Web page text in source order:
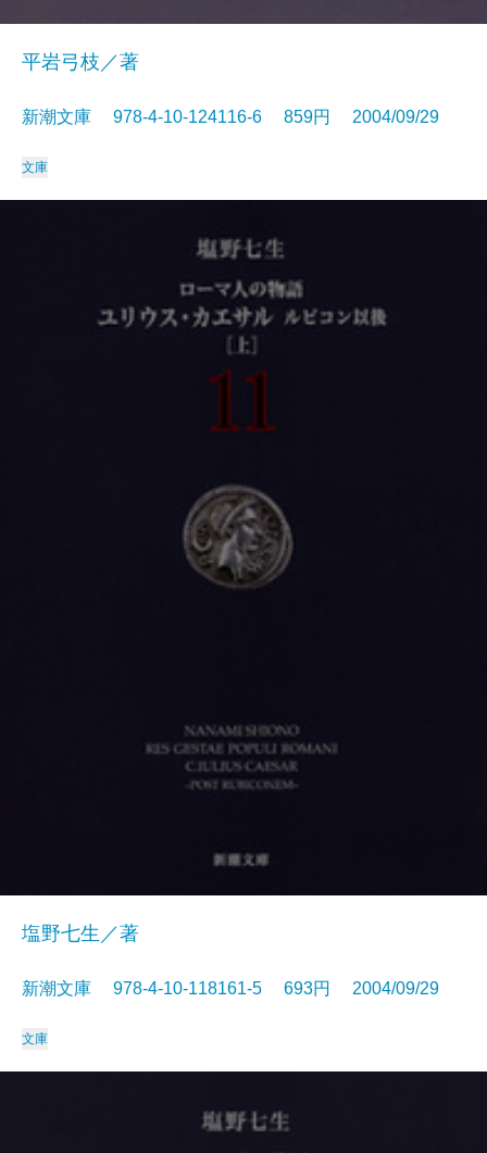
平岩弓枝／著
新潮文庫 978-4-10-124116-6 859円 2004/09/29
文庫
塩野七生／著
新潮文庫 978-4-10-118161-5 693円 2004/09/29
文庫